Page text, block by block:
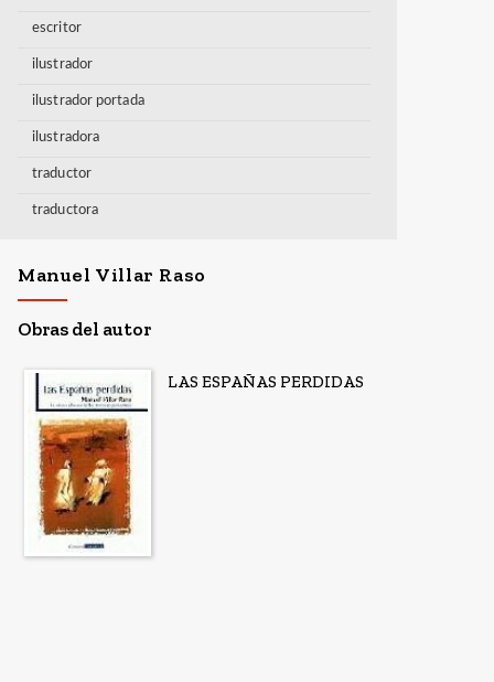
escritor
ilustrador
ilustrador portada
ilustradora
traductor
traductora
Manuel Villar Raso
Obras del autor
LAS ESPAÑAS PERDIDAS